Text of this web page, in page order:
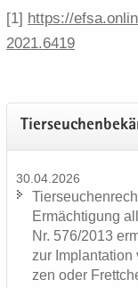
[1] https:/​/​
2021.​6419
30.04.2026
Er­mäch­ti­gung
Nr. 576/2013
zur
zen oder